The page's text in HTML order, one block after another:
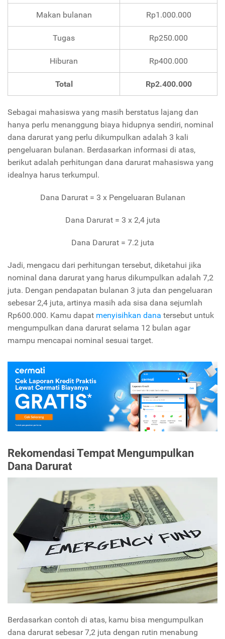
Makan bulanan Rp1.000.000
Tugas Rp250.000
Hiburan Rp400.000
Total Rp2.400.000
Sebagai mahasiswa yang masih berstatus lajang dan
hanya perlu menanggung biaya hidupnya sendiri, nominal
dana darurat yang perlu dikumpulkan adalah 3 kali
pengeluaran bulanan. Berdasarkan informasi di atas,
berikut adalah perhitungan dana darurat mahasiswa yang
idealnya harus terkumpul.
Dana Darurat = 3 x Pengeluaran Bulanan
Dana Darurat = 3 x 2,4 juta
Dana Darurat = 7.2 juta
Jadi, mengacu dari perhitungan tersebut, diketahui jika
nominal dana darurat yang harus dikumpulkan adalah 7,2
juta. Dengan pendapatan bulanan 3 juta dan pengeluaran
sebesar 2,4 juta, artinya masih ada sisa dana sejumlah
Rp600.000. Kamu dapat menyisihkan dana tersebut untuk
mengumpulkan dana darurat selama 12 bulan agar
mampu mencapai nominal sesuai target.
Rekomendasi Tempat Mengumpulkan
Dana Darurat
Berdasarkan contoh di atas, kamu bisa mengumpulkan
dana darurat sebesar 7,2 juta dengan rutin menabung